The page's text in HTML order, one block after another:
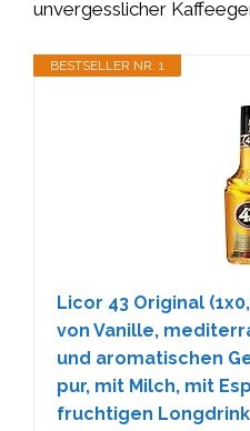
unvergesslicher
BESTSELLER NR. 1
Licor 43 Original
von Vanille,
und aromatischen
pur, mit Milch, mit
fruchtigen Longdrink